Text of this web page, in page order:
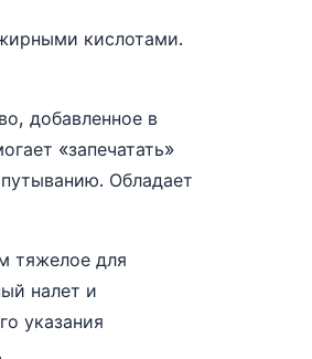
кислотами.
добавленное в
«запечатать»
Обладает
тяжелое для
налет и
указания